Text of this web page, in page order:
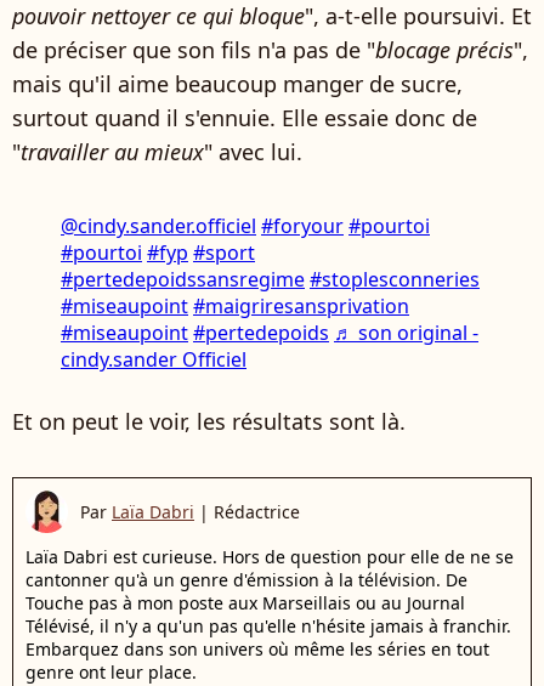
pouvoir nettoyer ce qui bloque", a-t-elle poursuivi. Et
de préciser que son fils n'a pas de "blocage précis",
mais qu'il aime beaucoup manger de sucre,
surtout quand il s'ennuie. Elle essaie donc de
"travailler au mieux" avec lui.
@cindy.sander.officiel #foryour#pourtoi
#pourtoi #fyp #sport
#pertedepoidssansregime#stoplesconneries
#miseaupoint#maigriresansprivation
#miseaupoint#pertedepoids ♬ son original -
cindy.sander Officiel
Et on peut le voir, les résultats sont là.
Par Laïa Dabri | Rédactrice
Laïa Dabri est curieuse. Hors de question pour elle de ne se
cantonner qu'à un genre d'émission à la télévision. De
Touche pas à mon poste aux Marseillais ou au Journal
Télévisé, il n'y a qu'un pas qu'elle n'hésite jamais à franchir.
Embarquez dans son univers où même les séries en tout
genre ont leur place.